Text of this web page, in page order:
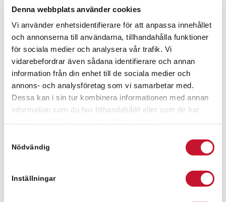
Denna webbplats använder cookies
Vi använder enhetsidentifierare för att anpassa innehållet
och annonserna till användarna, tillhandahålla funktioner
för sociala medier och analysera vår trafik. Vi
vidarebefordrar även sådana identifierare och annan
information från din enhet till de sociala medier och
annons- och analysföretag som vi samarbetar med.
Dessa kan i sin tur kombinera informationen med annan
information som du har tillhandahållit eller som de har
Nödvändig
Inställningar
Hit kommer du enkelt med bil från motorväg E4 med
kör regelbundet tidigt på morgonen och tar ca 20
min från Helsingborg C.
Kontaktperson för frågor
Anders Ledtje
Anders Ledtje
anders.ledtje@relier.se